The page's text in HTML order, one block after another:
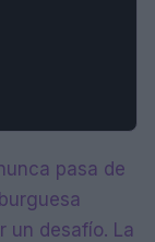
pasa de
un desafío. La